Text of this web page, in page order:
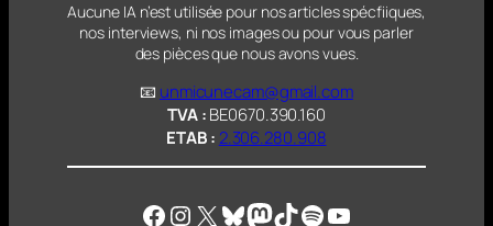
Aucune IA n’est utilisée pour nos articles spécfiiques,
nos interviews, ni nos images ou pour vous parler
des pièces que nous avons vues.
📧 unmicunecam@gmail.com
TVA :BE0670.390.160
ETAB :2.306.280.908
Facebook
Instagram
X Bluesky
Mastodon
TikTok
Spotify
YouTube